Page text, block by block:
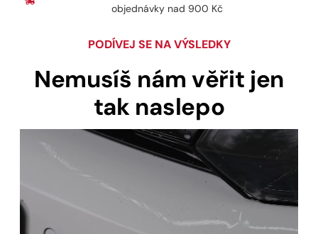
objednávky nad 900 Kč
PODÍVEJ SE NA VÝSLEDKY
Nemusíš nám věřit jen
tak naslepo